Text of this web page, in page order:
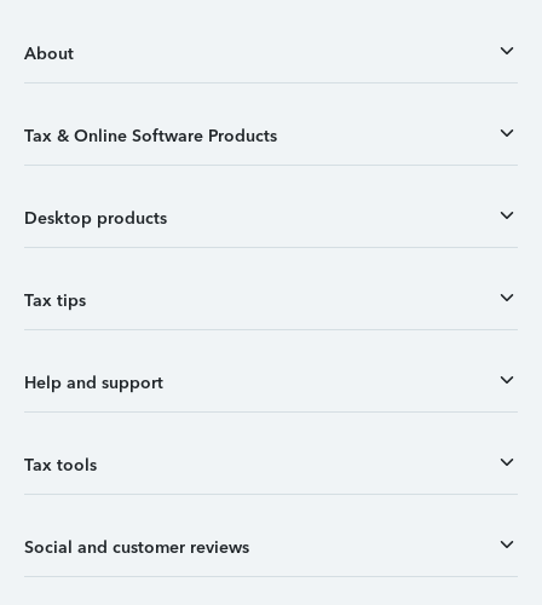
About
Tax & Online Software Products
Desktop products
Tax tips
Help and support
Tax tools
Social and customer reviews